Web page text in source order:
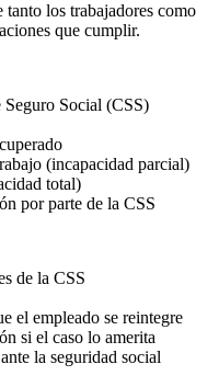
los trabajadores como
que cumplir.
Seguro Social (CSS)
(incapacidad parcial)
total)
por parte de la CSS
de la CSS
el empleado se reintegre
si el caso lo amerita
la seguridad social